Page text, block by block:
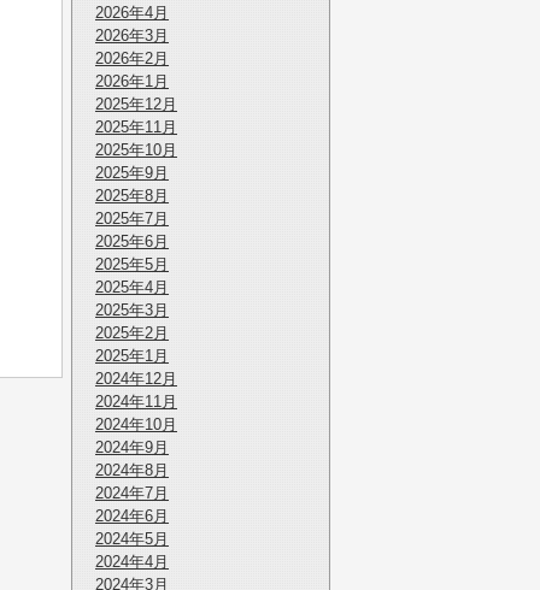
2026年4月
2026年3月
2026年2月
2026年1月
2025年12月
2025年11月
2025年10月
2025年9月
2025年8月
2025年7月
2025年6月
2025年5月
2025年4月
2025年3月
2025年2月
2025年1月
2024年12月
2024年11月
2024年10月
2024年9月
2024年8月
2024年7月
2024年6月
2024年5月
2024年4月
2024年3月